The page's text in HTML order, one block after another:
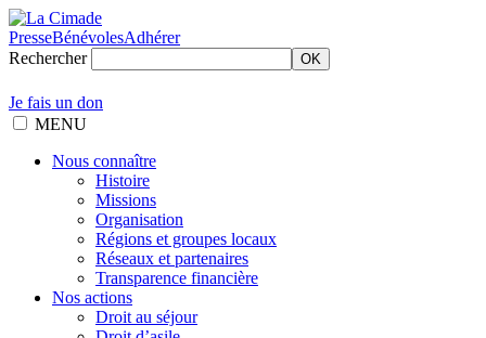
PresseBénévolesAdhérer
Rechercher
OK
Je fais un don
MENU
Nous connaître
Histoire
Missions
Organisation
Régions et groupes locaux
Réseaux et partenaires
Transparence financière
Nos actions
Droit au séjour